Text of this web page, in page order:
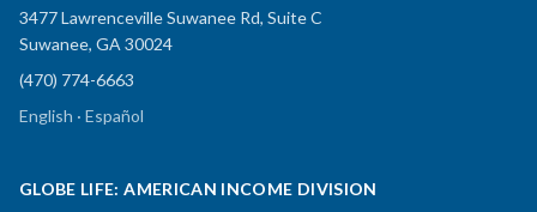
3477 Lawrenceville Suwanee Rd, Suite C
Suwanee, GA 30024
(470) 774-6663
English · Español
GLOBE LIFE: AMERICAN INCOME DIVISION